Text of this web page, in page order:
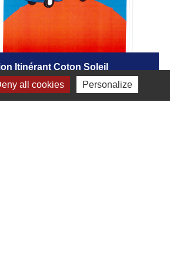
Itinérant Coton Soleil
all cookies Personalize